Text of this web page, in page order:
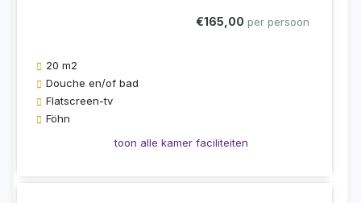
€165,00 per persoon
20 m2
Douche en/of bad
Flatscreen-tv
Föhn
toon alle kamer faciliteiten